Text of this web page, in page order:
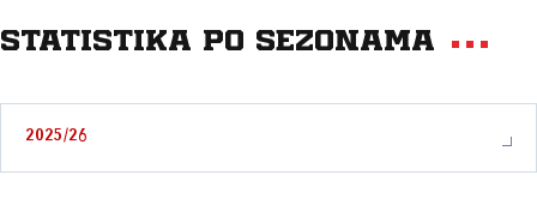
Statistika po sezonama
2025/26